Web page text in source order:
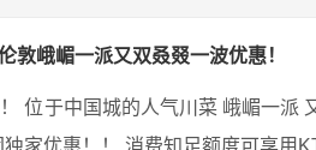
敦峨嵋一派又双叒叕一波优惠！
位于中国城的人气川菜 峨嵋一派
家优惠！！ 消费知足额度可享用